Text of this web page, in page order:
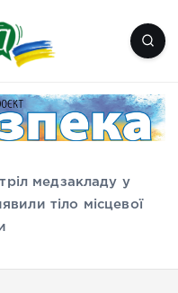
Мелітополь
медзакладу у
тіло місцевої